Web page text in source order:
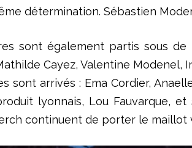
détermination. Sébastien
sont également partis sous
Cayez, Valentine Modenel,
sont arrivés : Ema Cordier,
lyonnais, Lou Fauvarque,
continuent de porter le maillot